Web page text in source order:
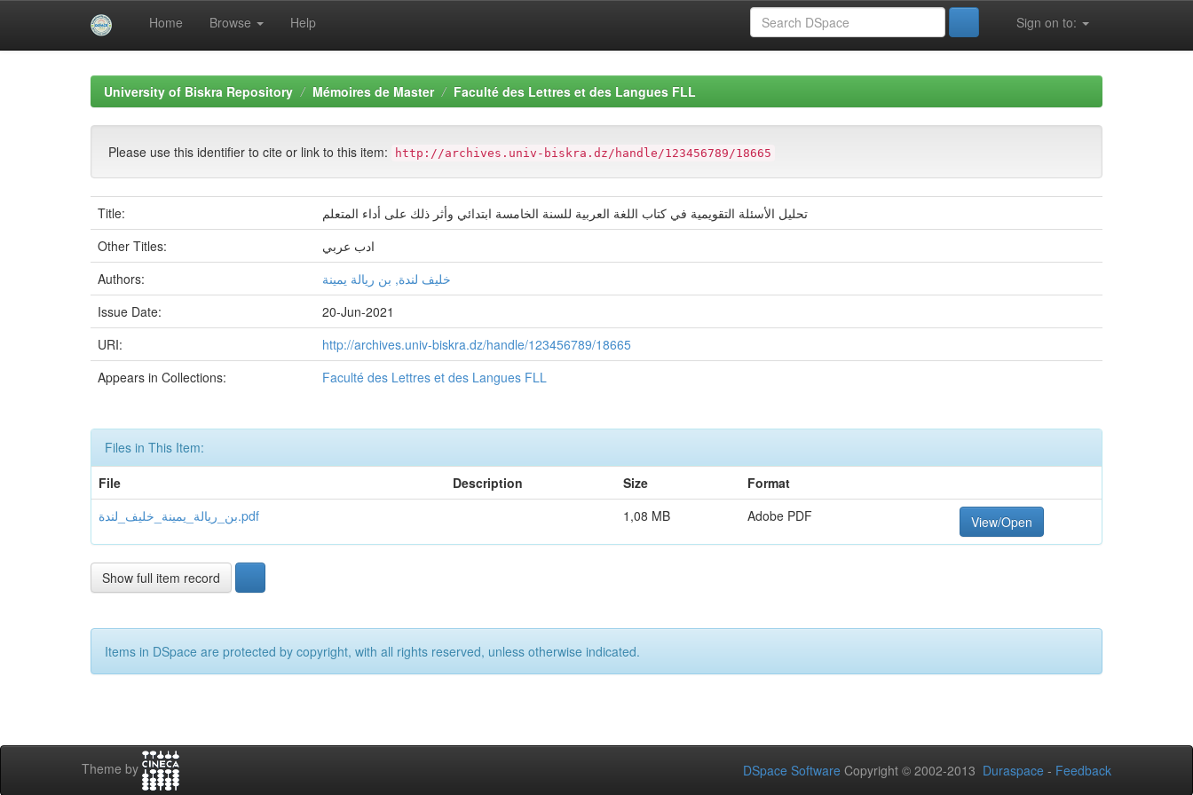
Home Browse Help Sign on to:
University of Biskra Repository Mémoires de Master Faculté des Lettres et des Langues FLL
Please use this identifier to cite or link to this item: http://archives.univ-biskra.dz/handle/123456789/18665
Title:
تحليل الأسئلة التقويمية في كتاب اللغة العربية للسنة الخامسة ابتدائي وأثر ذلك على أداء المتعلم
Other Titles:
ادب عربي
Authors:
خليف لندة, بن ريالة يمينة
Issue Date:
20-Jun-2021
URI:
http://archives.univ-biskra.dz/handle/123456789/18665
Appears in Collections:
Faculté des Lettres et des Langues FLL
Files in This Item:
File
Description Size
Format
بن_ريالة_يمينة_خليف_لندة.pdf
1,08 MB Adobe PDF View/Open
Show full item record
Items in DSpace are protected by copyright, with all rights reserved, unless otherwise indicated.
Theme by DSpace Software Copyright © 2002-2013 Duraspace - Feedback